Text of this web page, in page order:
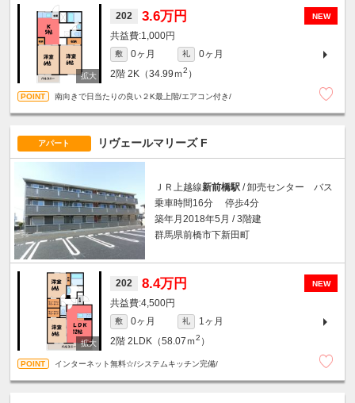
NEW
202 3.6万円
1,000円
敷 0ヶ月 礼
0ヶ月
2階 2K（34.99ｍ2 ）
南向きで日当たりの良い２K最上階/エアコン付き/
アパート リヴェールマリーズ F
ＪＲ上越線新前橋駅 / 卸売センター バス
乗車時間16分 停歩4分
築年月2018年5月 / 3階建
群馬県前橋市下新田町
NEW
202 8.4万円
4,500円
敷 0ヶ月 礼
1ヶ月
2階 2LDK（58.07ｍ2 ）
インターネット無料☆/システムキッチン完備/